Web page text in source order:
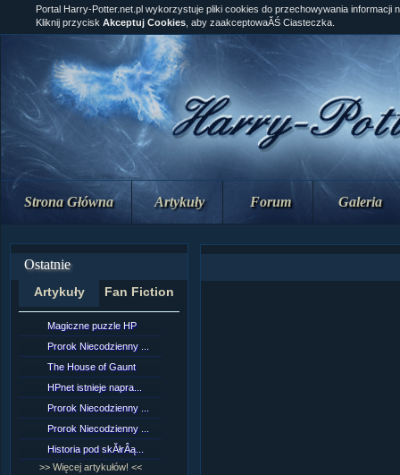
Strona Główna Artykuły Forum Galeria
Ostatnie
Artykuły Fan Fiction
Magiczne puzzle HP
Prorok Niecodzienny ...
The House of Gaunt
HPnet istnieje napra...
Prorok Niecodzienny ...
Prorok Niecodzienny ...
Historia pod skĂłrÂą...
>> Więcej artykułów! <<
Portal Harry-Potter.net.pl wykorzystuje pliki cookies do przechowywania informacji
Kliknij przycisk Akceptuj Cookies , aby zaakceptowaĂŚ Ciasteczka.